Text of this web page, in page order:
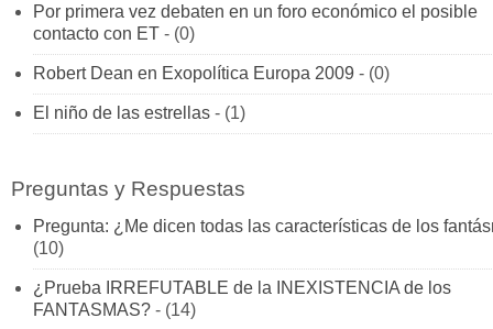
Por primera vez debaten en un foro económico el posible
contacto con ET - (0)
Robert Dean en Exopolítica Europa 2009 - (0)
El niño de las estrellas - (1)
Preguntas y Respuestas
Pregunta: ¿Me dicen todas las características de los
(10)
¿Prueba IRREFUTABLE de la INEXISTENCIA de los
FANTASMAS? - (14)